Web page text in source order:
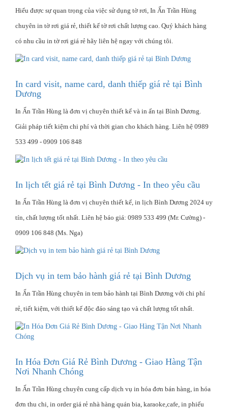
Hiểu được sự quan trọng của việc sử dụng tờ rơi, In Ấn Trần Hùng
chuyên in tờ rơi giá rẻ, thiết kế tờ rơi chất lượng cao. Quý khách hàng
có nhu cầu in tờ rơi giá rẻ hãy liên hệ ngay với chúng tôi.
In card visit, name card, danh thiếp giá rẻ tại Bình
Dương
In Ấn Trần Hùng là đơn vị chuyên thiết kế và in ấn tại Bình Dương.
Giải pháp tiết kiệm chi phí và thời gian cho khách hàng. Liên hệ 0989
533 499 - 0909 106 848
In lịch tết giá rẻ tại Bình Dương - In theo yêu cầu
In Ấn Trần Hùng là đơn vị chuyên thiết kế, in lịch Bình Dương 2024 uy
tín, chất lượng tốt nhất. Liên hệ báo giá: 0989 533 499 (Mr. Cường) -
0909 106 848 (Ms. Nga)
Dịch vụ in tem bảo hành giá rẻ tại Bình Dương
In Ấn Trần Hùng chuyên in tem bảo hành tại Bình Dương với chi phí
rẻ, tiết kiệm, với thiết kế độc đáo sáng tạo và chất lượng tốt nhất.
In Hóa Đơn Giá Rẻ Bình Dương - Giao Hàng Tận
Nơi Nhanh Chóng
In Ấn Trần Hùng chuyên cung cấp dịch vụ in hóa đơn bán hàng, in hóa
đơn thu chi, in order giá rẻ nhà hàng quán bia, karaoke,cafe, in phiếu